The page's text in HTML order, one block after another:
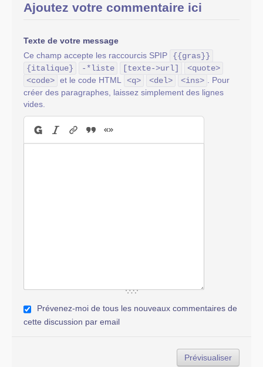
Ajoutez votre commentaire ici
Texte de votre message
Ce champ accepte les raccourcis SPIP
{{gras}}
{italique}
-*liste [texte->url]
<quote>
<code> et le code HTML <q> <del> <ins>
. Pour
créer des paragraphes, laissez simplement des lignes
vides.
Prévenez-moi de tous les nouveaux commentaires de
cette discussion par email